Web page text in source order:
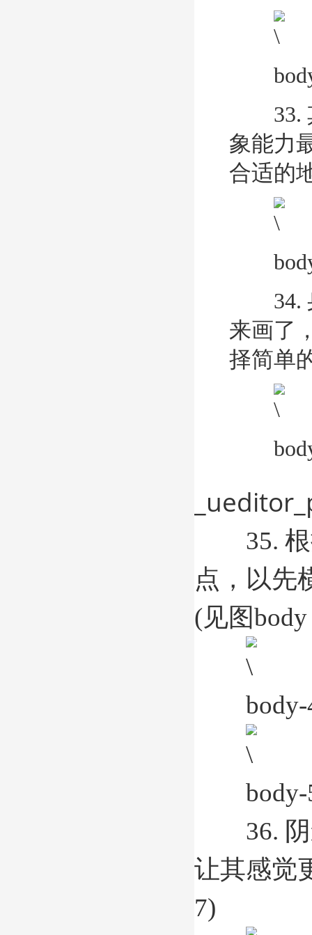
body
33. 其
象能力
合适的
body
34. 身
来画了
择简单
35. 根
点，以先
(见图
body-
body-
36. 阴
让其感觉
7)